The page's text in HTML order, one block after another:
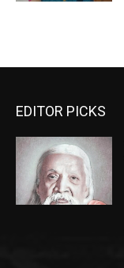
EDITOR PICKS